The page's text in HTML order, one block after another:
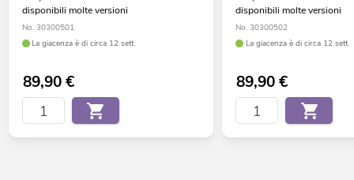
disponibili molte versioni
No. 30300501
La giacenza è di circa 12 sett.
89,90€
disponibili molte versioni
No. 30300502
La giacenza è di circa 12 sett.
89,90€